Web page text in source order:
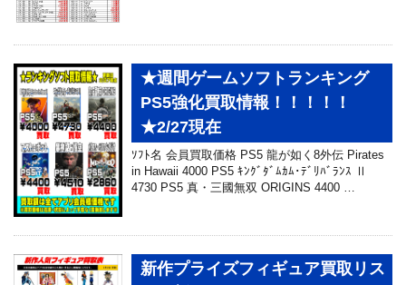
★週間ゲームソフトランキング
PS5強化買取情報！！！！！
★2/27現在
ｿﾌﾄ名 会員買取価格 PS5 龍が如く8外伝 Pirates
in Hawaii 4000 PS5 ｷﾝｸﾞﾀﾞﾑｶﾑ･ﾃﾞﾘﾊﾞﾗﾝｽ Ⅱ
4730 PS5 真・三國無双 ORIGINS 4400 …
新作プライズフィギュア買取リス